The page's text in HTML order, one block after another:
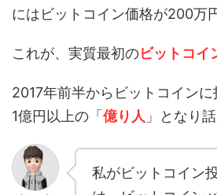
にはビットコイン価格が200万
これが、実質最初のビットコイ
2017年前半からビットコイン
1億円以上の「 億り人 」となり
私がビットコイン